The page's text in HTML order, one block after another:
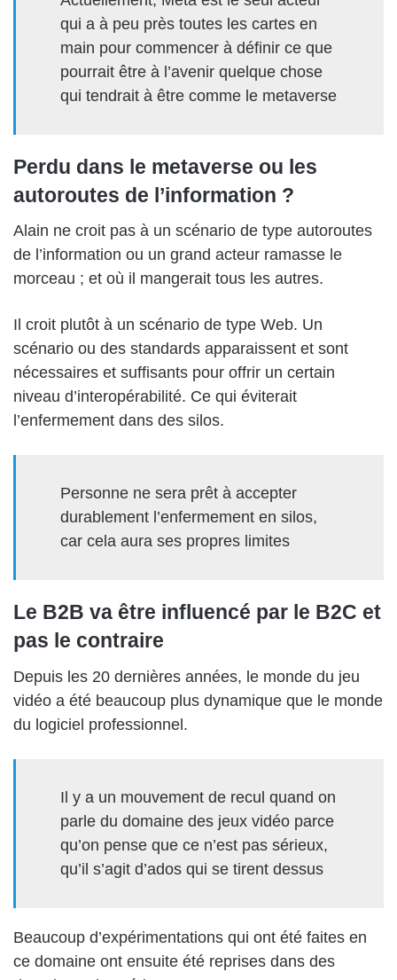
qui a à peu près toutes les cartes en
main pour commencer à définir ce que
pourrait être à l’avenir quelque chose
qui tendrait à être comme le metaverse
Perdu dans le metaverse ou les
autoroutes de l’information ?
Alain ne croit pas à un scénario de type autoroutes
de l’information ou un grand acteur ramasse le
morceau ; et où il mangerait tous les autres.
Il croit plutôt à un scénario de type Web. Un
scénario ou des standards apparaissent et sont
nécessaires et suffisants pour offrir un certain
niveau d’interopérabilité. Ce qui éviterait
l’enfermement dans des silos.
Personne ne sera prêt à accepter
durablement l’enfermement en silos,
car cela aura ses propres limites
Le B2B va être influencé par le B2C et
pas le contraire
Depuis les 20 dernières années, le monde du jeu
vidéo a été beaucoup plus dynamique que le monde
du logiciel professionnel.
Il y a un mouvement de recul quand on
parle du domaine des jeux vidéo parce
qu’on pense que ce n’est pas sérieux,
qu’il s’agit d’ados qui se tirent dessus
Beaucoup d’expérimentations qui ont été faites en
ce domaine ont ensuite été reprises dans des